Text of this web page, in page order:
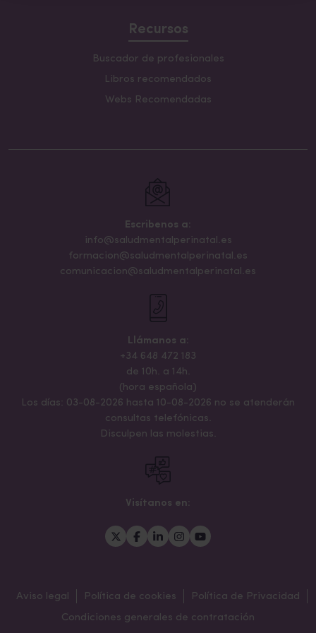
Recursos
Buscador de profesionales
Libros recomendados
Webs Recomendadas
Escribenos a:
info@saludmentalperinatal.es
formacion@saludmentalperinatal.es
comunicacion@saludmentalperinatal.es
Llámanos a:
+34 648 472 183
de 10h. a 14h.
(hora española)
Los días: 03-08-2026 hasta 10-08-2026 no se atenderán
consultas telefónicas.
Disculpen las molestias.
Visítanos en:
Aviso legal Política de cookies
Política de Privacidad
Condiciones generales de contratación